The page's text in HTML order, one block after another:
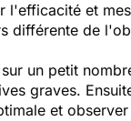
l'efficacité et
différente de
un petit
graves.
et